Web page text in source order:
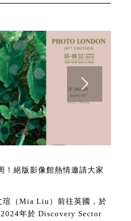
1
！絕版影像館熱情邀請大家
瑄（Mia Liu）前往英國，於
年於 Discovery Sector